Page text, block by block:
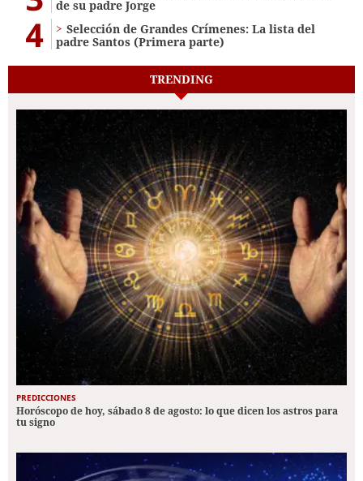
de su padre Jorge
4
Selección de Grandes Crímenes: La lista del
padre Santos (Primera parte)
TRENDING
PREDICCIONES
Horóscopo de hoy, sábado 8 de agosto: lo que dicen los astros para
tu signo